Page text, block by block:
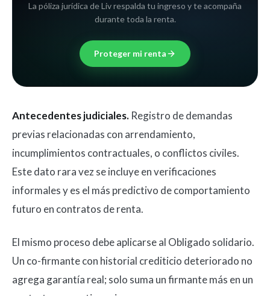
La póliza jurídica de Liv respalda tu ingreso y te acompaña
durante toda la renta.
Proteger mi renta
Antecedentes judiciales. Registro de demandas
previas relacionadas con arrendamiento,
incumplimientos contractuales, o conflictos civiles.
Este dato rara vez se incluye en verificaciones
informales y es el más predictivo de comportamiento
futuro en contratos de renta.
El mismo proceso debe aplicarse al Obligado solidario.
Un co-firmante con historial crediticio deteriorado no
agrega garantía real; solo suma un firmante más en un